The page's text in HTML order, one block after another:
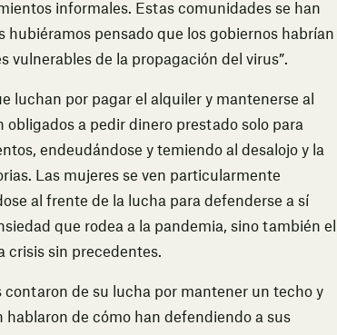
informales. Estas comunidades se han
pensado que los gobiernos habrían
vulnerables de la propagación del virus”.
luchan por pagar el alquiler y mantenerse al
obligados a pedir dinero prestado solo para
endeudándose y temiendo al desalojo y la
Las mujeres se ven particularmente
al frente de la lucha para defenderse a sí
que rodea a la pandemia, sino también el
crisis sin precedentes.
contaron de su lucha por mantener un techo y
de cómo han defendiendo a sus